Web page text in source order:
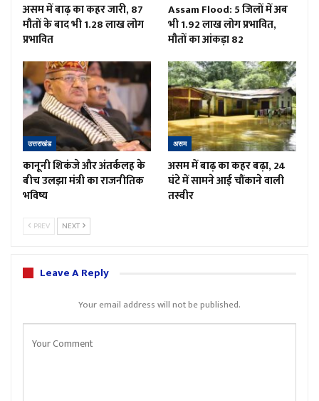
असम में बाढ़ का कहर जारी, 87
मौतों के बाद भी 1.28 लाख लोग
प्रभावित
Assam Flood: 5 जिलों में अब
भी 1.92 लाख लोग प्रभावित,
मौतों का आंकड़ा 82
उत्तराखंड
कानूनी शिकंजे और अंतर्कलह के
बीच उलझा मंत्री का राजनीतिक
भविष्य
असम
असम में बाढ़ का कहर बढ़ा, 24
घंटे में सामने आई चौंकाने वाली
तस्वीर
PREV NEXT
Leave A Reply
Your email address will not be published.